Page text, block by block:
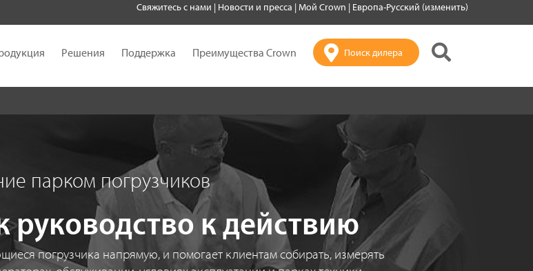
Свяжитесь с нами | Новости и пресса |Мой Crown | Европа-Русский (изменить)
Решения Поддержка Преимущества Crown Поиск дилера
парком погрузчиков
к действию
погрузчика напрямую, и помогает клиентам собирать, измерять